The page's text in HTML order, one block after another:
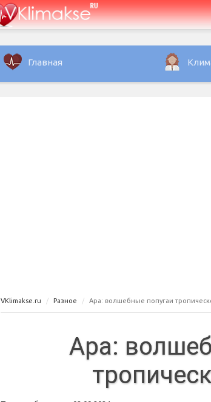
Главная
VKlimakse.ru Разное Ара: волшебные попугаи
Ара: